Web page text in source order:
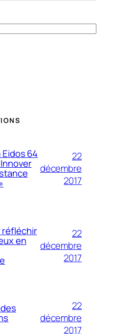
64
22
décembre
2017
réfléchir
en
22
décembre
2017
22
décembre
2017